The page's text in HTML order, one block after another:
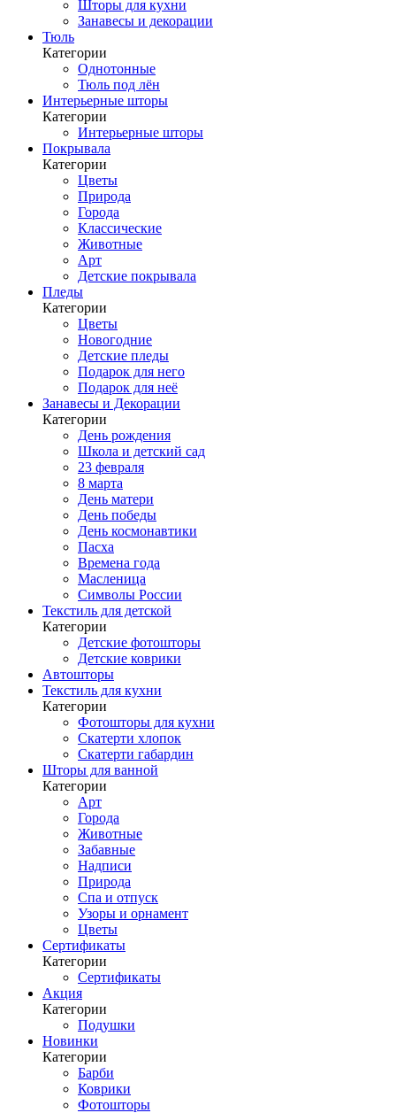
Шторы для кухни
Занавесы и декорации
Тюль
Категории
Однотонные
Тюль под лён
Интерьерные шторы
Категории
Интерьерные шторы
Покрывала
Категории
Цветы
Природа
Города
Классические
Животные
Арт
Детские покрывала
Пледы
Категории
Цветы
Новогодние
Детские пледы
Подарок для него
Подарок для неё
Занавесы и Декорации
Категории
День рождения
Школа и детский сад
23 февраля
8 марта
День матери
День победы
День космонавтики
Пасха
Времена года
Масленица
Символы России
Текстиль для детской
Категории
Детские фотошторы
Детские коврики
Автошторы
Текстиль для кухни
Категории
Фотошторы для кухни
Скатерти хлопок
Скатерти габардин
Шторы для ванной
Категории
Арт
Города
Животные
Забавные
Надписи
Природа
Спа и отпуск
Узоры и орнамент
Цветы
Сертификаты
Категории
Сертификаты
Акция
Категории
Подушки
Новинки
Категории
Барби
Коврики
Фотошторы